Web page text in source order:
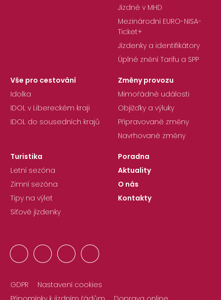
Jízdné v MHD
Mezinárodní EURO-NISA-
Ticket+
Jízdenky a identifikátory
Úplné znění Tarifu a SPP
Vše pro cestování
Idolka
IDOL v Libereckém kraji
IDOL do sousedních krajů
Změny provozu
Mimořádné události
Objížďky a výluky
Připravované změny
Navrhované změny
Turistika
Letní sezóna
Zimní sezóna
Tipy na výlet
Síťové jízdenky
Poradna
Aktuality
O nás
Kontakty
GDPR
Nastavení cookies